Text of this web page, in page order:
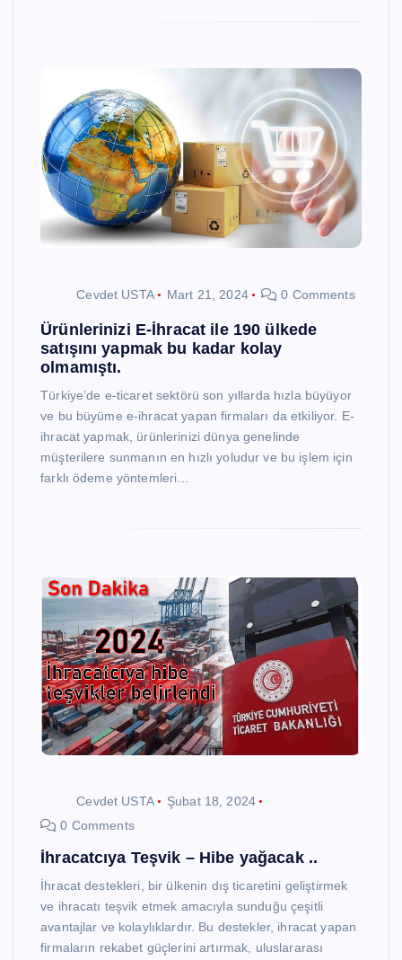
Cevdet USTA Mart 21, 2024 0 Comments
Ürünlerinizi E-İhracat ile 190 ülkede
satışını yapmak bu kadar kolay
olmamıştı.
Türkiye’de e-ticaret sektörü son yıllarda hızla büyüyor
ve bu büyüme e-ihracat yapan firmaları da etkiliyor. E-
ihracat yapmak, ürünlerinizi dünya genelinde
müşterilere sunmanın en hızlı yoludur ve bu işlem için
farklı ödeme yöntemleri…
Cevdet USTA
Şubat 18, 2024
0 Comments
İhracatcıya Teşvik – Hibe yağacak ..
İhracat destekleri, bir ülkenin dış ticaretini geliştirmek
ve ihracatı teşvik etmek amacıyla sunduğu çeşitli
avantajlar ve kolaylıklardır. Bu destekler, ihracat yapan
firmaların rekabet güçlerini artırmak, uluslararası